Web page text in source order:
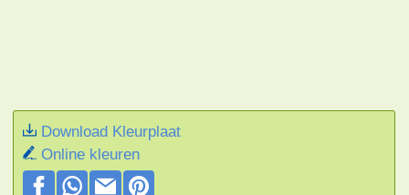
Download Kleurplaat
Online kleuren